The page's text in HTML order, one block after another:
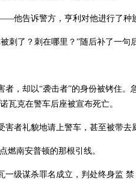
他告诉警方，亨利对他进行了种
刺了？刺在哪里？”随后补了一句
，却以“袭击者”的身份被铐住
瓦克在警车后座被宣布死亡。
者礼貌地请上警车，甚至被带去
燃南安普顿的那根引线。
一级谋杀罪名成立，判处终身监